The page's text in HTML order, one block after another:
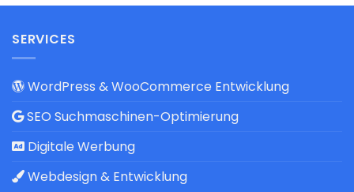
SERVICES
WordPress & WooCommerce Entwicklung
SEO Suchmaschinen-Optimierung
Digitale Werbung
Webdesign & Entwicklung